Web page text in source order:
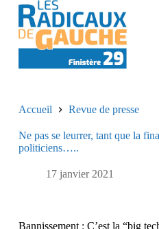
n
Accueil Revue de presse
Ne pas se leurrer, tant que la
politiciens…..
17 janvier 2021
Bannissement : C’est la “big